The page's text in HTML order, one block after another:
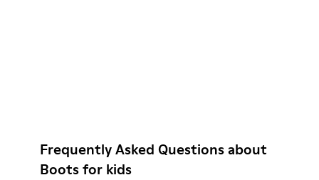
Frequently Asked Questions about
Boots for kids